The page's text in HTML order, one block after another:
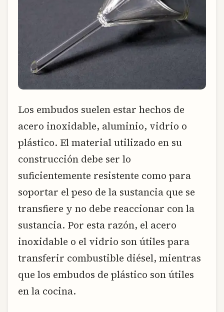
Los embudos suelen estar hechos de
acero inoxidable, aluminio, vidrio o
plástico. El material utilizado en su
construcción debe ser lo
suficientemente resistente como para
soportar el peso de la sustancia que se
transfiere y no debe reaccionar con la
sustancia. Por esta razón, el acero
inoxidable o el vidrio son útiles para
transferir combustible diésel, mientras
que los embudos de plástico son útiles
en la cocina.